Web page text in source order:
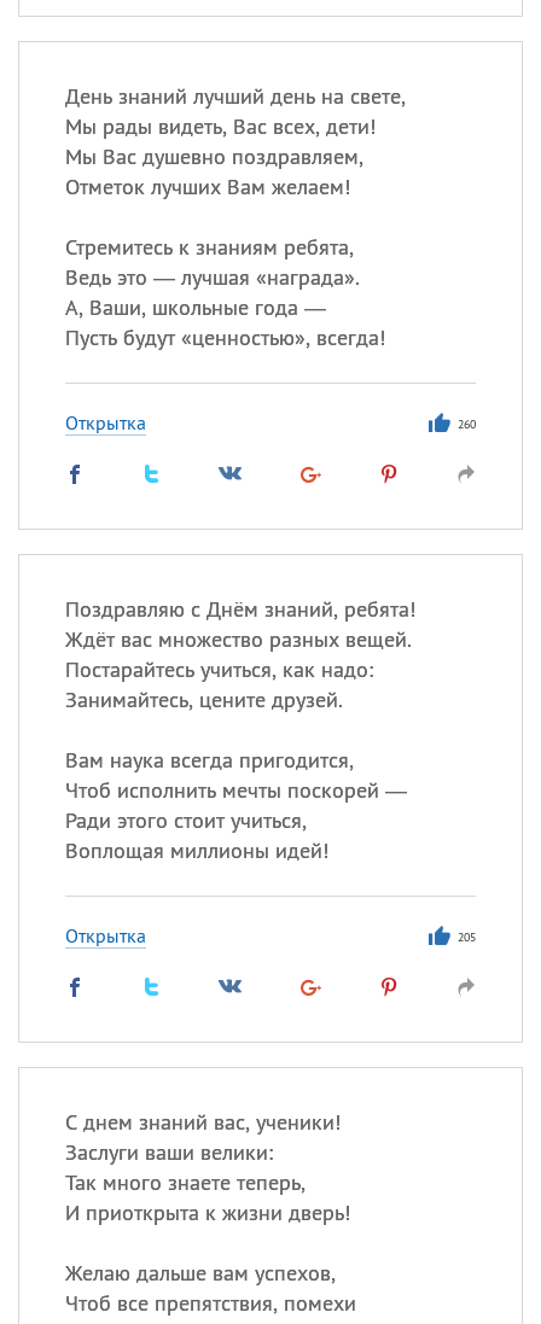
День знаний лучший день на свете,
Мы рады видеть, Вас всех, дети!
Мы Вас душевно поздравляем,
Отметок лучших Вам желаем!
Стремитесь к знаниям ребята,
Ведь это — лучшая «награда».
А, Ваши, школьные года —
Пусть будут «ценностью», всегда!
Открытка 260
Поздравляю с Днём знаний, ребята!
Ждёт вас множество разных вещей.
Постарайтесь учиться, как надо:
Занимайтесь, цените друзей.
Вам наука всегда пригодится,
Чтоб исполнить мечты поскорей —
Ради этого стоит учиться,
Воплощая миллионы идей!
Открытка 205
С днем знаний вас, ученики!
Заслуги ваши велики:
Так много знаете теперь,
И приоткрыта к жизни дверь!
Желаю дальше вам успехов,
Чтоб все препятствия, помехи